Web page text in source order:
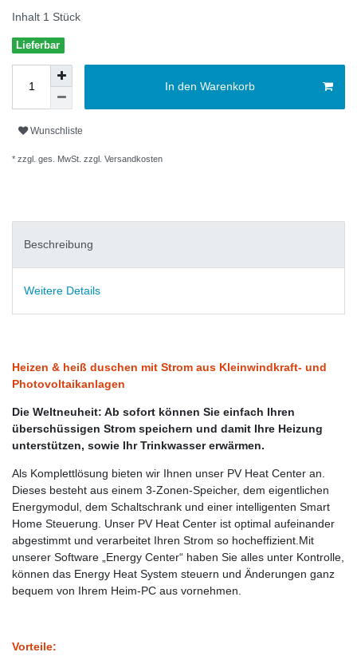
Inhalt 1 Stück
Lieferbar
In den Warenkorb
Wunschliste
* zzgl. ges. MwSt. zzgl. Versandkosten
Beschreibung
Weitere Details
Heizen & heiß duschen mit Strom aus Kleinwindkraft- und
Photovoltaikanlagen
Die Weltneuheit: Ab sofort können Sie einfach Ihren
überschüssigen Strom speichern und damit Ihre Heizung
unterstützen, sowie Ihr Trinkwasser erwärmen.
Als Komplettlösung bieten wir Ihnen unser PV Heat Center an.
Dieses besteht aus einem 3-Zonen-Speicher, dem eigentlichen
Energymodul, dem Schaltschrank und einer intelligenten Smart
Home Steuerung. Unser PV Heat Center ist optimal aufeinander
abgestimmt und verarbeitet Ihren Strom so hocheffizient.Mit
unserer Software „Energy Center“ haben Sie alles unter Kontrolle,
können das Energy Heat System steuern und Änderungen ganz
bequem von Ihrem Heim-PC aus vornehmen.
Vorteile: